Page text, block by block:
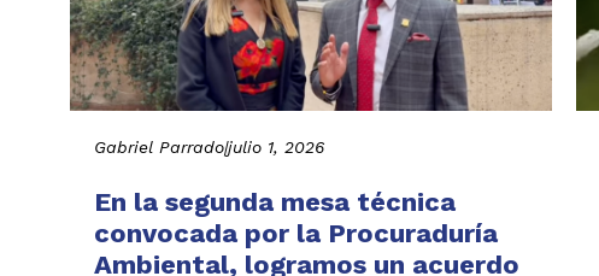
Gabriel Parrado|julio 1, 2026
En la segunda mesa técnica
convocada por la Procuraduría
Ambiental, logramos un acuerdo